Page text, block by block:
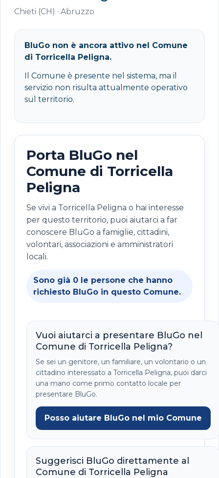
Chieti (CH) · Abruzzo
BluGo non è ancora attivo nel Comune
di Torricella Peligna.
Il Comune è presente nel sistema, ma il
servizio non risulta attualmente operativo
sul territorio.
Porta BluGo nel
Comune di Torricella
Peligna
Se vivi a Torricella Peligna o hai interesse
per questo territorio, puoi aiutarci a far
conoscere BluGo a famiglie, cittadini,
volontari, associazioni e amministratori
locali.
Sono già 0 le persone che hanno
richiesto BluGo in questo Comune.
Vuoi aiutarci a presentare BluGo nel
Comune di Torricella Peligna?
Se sei un genitore, un familiare, un volontario o un
cittadino interessato a Torricella Peligna, puoi darci
una mano come primo contatto locale per
presentare BluGo.
Posso aiutare BluGo nel mio Comune
Suggerisci BluGo direttamente al
Comune di Torricella Peligna